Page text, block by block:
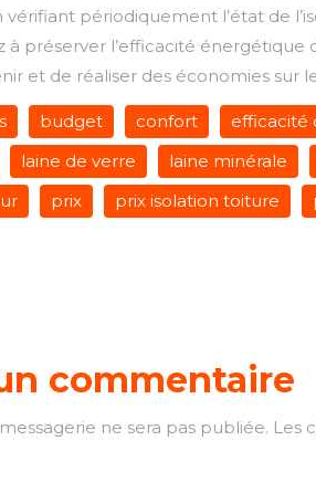
vérifiant périodiquement l’état de
à préserver l’efficacité
et de réaliser des économies
budget confort efficacité
laine de verre laine minérale
prix prix isolation toiture
commentaire
ne sera pas publiée. Les